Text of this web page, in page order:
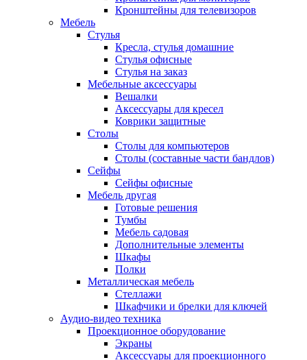
Кронштейны для телевизоров
Мебель
Стулья
Кресла, стулья домашние
Стулья офисные
Стулья на заказ
Мебельные аксессуары
Вешалки
Аксессуары для кресел
Коврики защитные
Столы
Столы для компьютеров
Столы (составные части бандлов)
Сейфы
Сейфы офисные
Мебель другая
Готовые решения
Тумбы
Мебель садовая
Дополнительные элементы
Шкафы
Полки
Металлическая мебель
Стеллажи
Шкафчики и брелки для ключей
Аудио-видео техника
Проекционное оборудование
Экраны
Аксессуары для проекционного